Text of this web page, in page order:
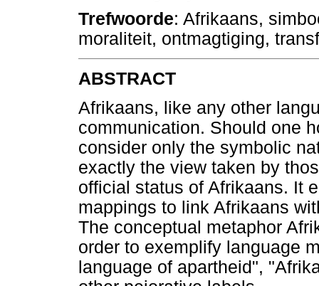
Trefwoorde: Afrikaans,
moraliteit, ontmagtiging,
ABSTRACT
Afrikaans, like any other
communication. Should one
consider only the symbolic
exactly the view taken by
official status of Afrikaans. It
mappings to link Afrikaans
The conceptual metaphor
order to exemplify language
language of apartheid",